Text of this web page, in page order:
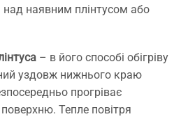
наявним плінтусом або
– в його способі обігріву
уздовж нижнього краю
прогріває
Тепле повітря